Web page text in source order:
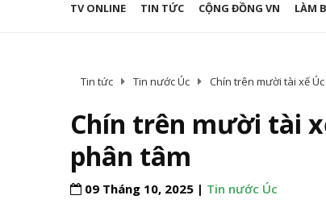
TV ONLINE TIN TỨC CỘNG ĐỒNG VN LÀM
Tin tức Tin nước Úc Chín trên mười tài xế
Chín trên mười tài
phân tâm
09 Tháng 10, 2025 | Tin nước Úc